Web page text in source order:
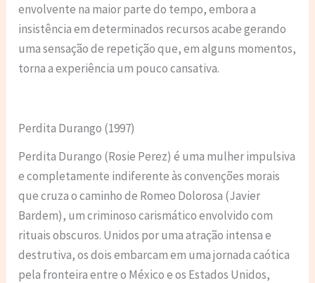
envolvente na maior parte do tempo, embora a
insistência em determinados recursos acabe gerando
uma sensação de repetição que, em alguns momentos,
torna a experiência um pouco cansativa.
Perdita Durango (1997)
Perdita Durango (Rosie Perez) é uma mulher impulsiva
e completamente indiferente às convenções morais
que cruza o caminho de Romeo Dolorosa (Javier
Bardem), um criminoso carismático envolvido com
rituais obscuros. Unidos por uma atração intensa e
destrutiva, os dois embarcam em uma jornada caótica
pela fronteira entre o México e os Estados Unidos,